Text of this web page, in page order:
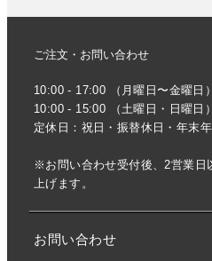
ご注文・お問い合わせ
10:00 - 17:00 （月曜日〜金曜日）
10:00 - 15:00 （土曜日・日曜日）
定休日：祝日・振替休日・年末
※お問い合わせ受付後、2営業日
上げます。
お問い合わせ